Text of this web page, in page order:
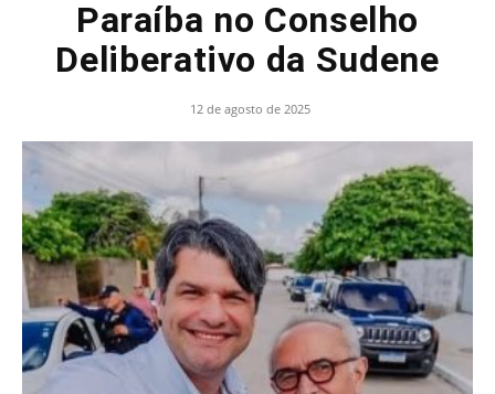
Paraíba no Conselho
Deliberativo da Sudene
12 de agosto de 2025